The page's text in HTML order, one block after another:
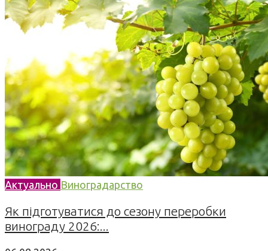
Актуально Виноградарство
Як підготуватися до сезону переробки
винограду 2026:...